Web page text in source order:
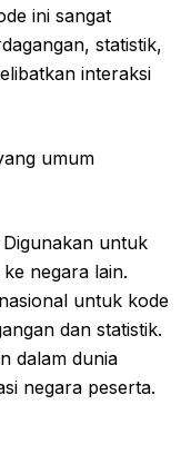
ini sangat
statistik,
interaksi
umum
Digunakan untuk
negara lain.
untuk kode
dan statistik.
dalam dunia
negara peserta.